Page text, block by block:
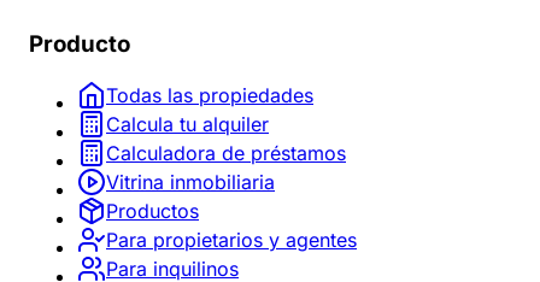
Producto
Todas las propiedades
Calcula tu alquiler
Calculadora de préstamos
Vitrina inmobiliaria
Productos
Para propietarios y agentes
Para inquilinos